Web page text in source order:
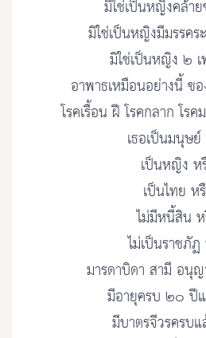
มิใช่เป็นหญิงคล้า
มิใช่เป็นหญิงมีมรรค
มิใช่เป็นหญิง ๒
อาพาธเหมือนอย่างนี้ ข
โรคเรื้อน ฝี โรคกลาก โร
เธอเป็นมนุษ
เป็นหญิง ห
เป็นไทย ห
ไม่มีหนี้สิน
ไม่เป็นราชภั
มารดาบิดา สามี อนุ
มีอายุครบ ๒๐ ปี
มีบาตรจีวรครบ